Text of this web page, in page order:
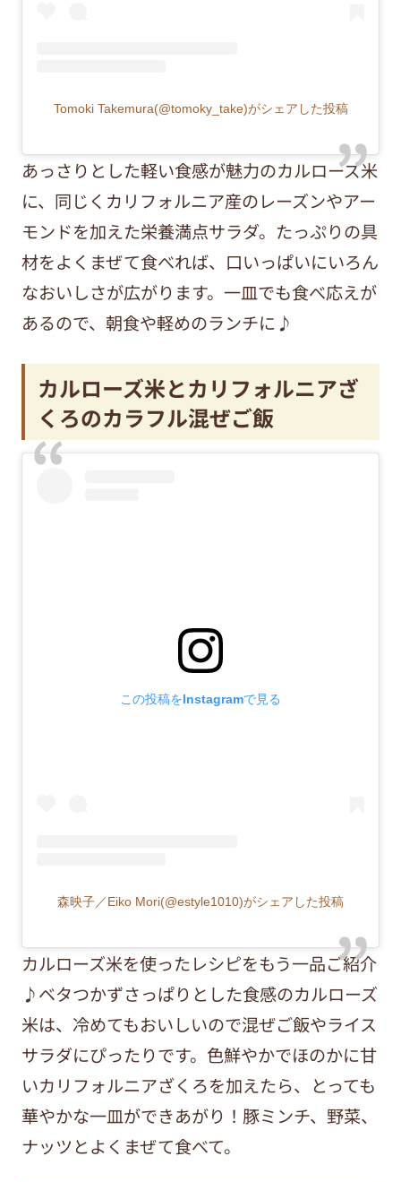
Tomoki Takemura(@tomoky_take)がシェアした投稿
あっさりとした軽い食感が魅力のカルローズ米
に、同じくカリフォルニア産のレーズンやアー
モンドを加えた栄養満点サラダ。たっぷりの具
材をよくまぜて食べれば、口いっぱいにいろん
なおいしさが広がります。一皿でも食べ応えが
あるので、朝食や軽めのランチに♪
カルローズ米とカリフォルニアざ
くろのカラフル混ぜご飯
この投稿をInstagramで見る
森映子／Eiko Mori(@estyle1010)がシェアした投稿
カルローズ米を使ったレシピをもう一品ご紹介
♪ベタつかずさっぱりとした食感のカルローズ
米は、冷めてもおいしいので混ぜご飯やライス
サラダにぴったりです。色鮮やかでほのかに甘
いカリフォルニアざくろを加えたら、とっても
華やかな一皿ができあがり！豚ミンチ、野菜、
ナッツとよくまぜて食べて。